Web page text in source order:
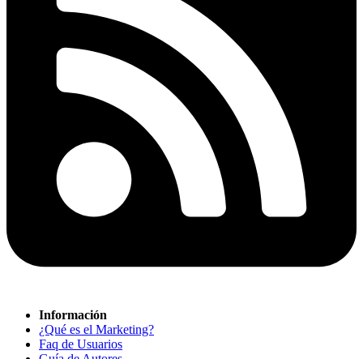
Información
¿Qué es el Marketing?
Faq de Usuarios